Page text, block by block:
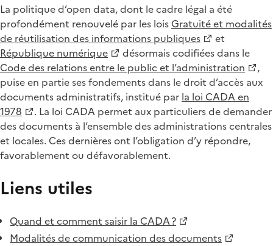
La politique d’open data, dont le cadre légal a été
profondément renouvelé par les loisGratuité et modalités
de réutilisation des informations publiques
et
République numérique
désormais codifiées dans le
Code des relations entre le public et l’administration
,
puise en partie ses fondements dans le droit d’accès aux
documents administratifs, institué par la loi CADA en
1978
. La loi CADA permet aux particuliers de demander
des documents à l’ensemble des administrations centrales
et locales. Ces dernières ont l’obligation d’y répondre,
favorablement ou défavorablement.
Liens utiles
Quand et comment saisir la CADA ?
Modalités de communication des documents